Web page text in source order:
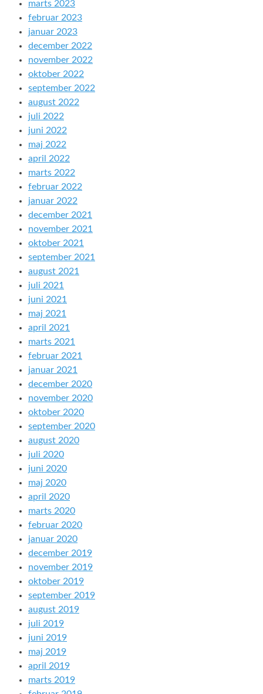
marts 2023
februar 2023
januar 2023
december 2022
november 2022
oktober 2022
september 2022
august 2022
juli 2022
juni 2022
maj 2022
april 2022
marts 2022
februar 2022
januar 2022
december 2021
november 2021
oktober 2021
september 2021
august 2021
juli 2021
juni 2021
maj 2021
april 2021
marts 2021
februar 2021
januar 2021
december 2020
november 2020
oktober 2020
september 2020
august 2020
juli 2020
juni 2020
maj 2020
april 2020
marts 2020
februar 2020
januar 2020
december 2019
november 2019
oktober 2019
september 2019
august 2019
juli 2019
juni 2019
maj 2019
april 2019
marts 2019